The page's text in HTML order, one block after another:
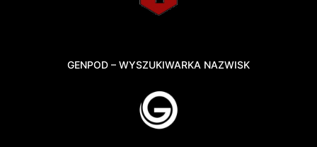
GENPOD – WYSZUKIWARKA NAZWISK